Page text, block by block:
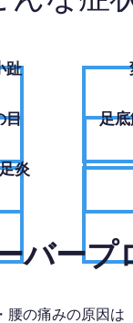
趾
目
炎
足
バープ
腰の痛みの原因は